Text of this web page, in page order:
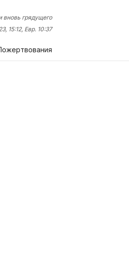
вновь грядущего
15:12, Евр. 10:37